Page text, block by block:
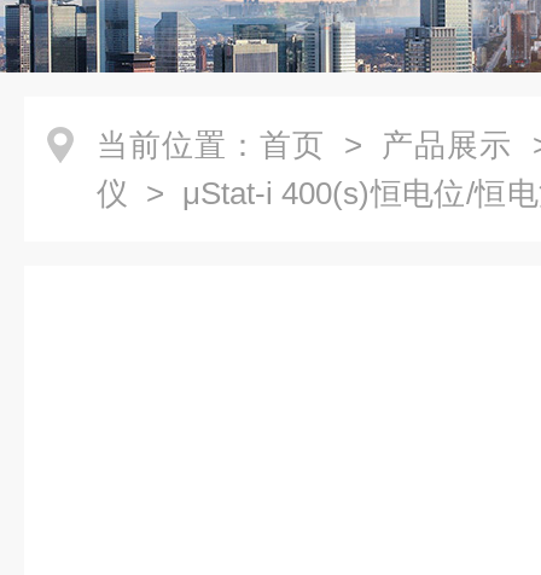
当前位置： 首页 > 产品展示
仪 > μStat-i 400(s)恒电位/恒